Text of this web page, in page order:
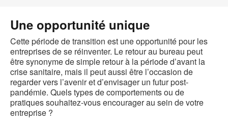
Une opportunité unique
Cette période de transition est une opportunité pour les
entreprises de se réinventer. Le retour au bureau peut
être synonyme de simple retour à la période d’avant la
crise sanitaire, mais il peut aussi être l’occasion de
regarder vers l’avenir et d’envisager un futur post-
pandémie. Quels types de comportements ou de
pratiques souhaitez-vous encourager au sein de votre
entreprise ?